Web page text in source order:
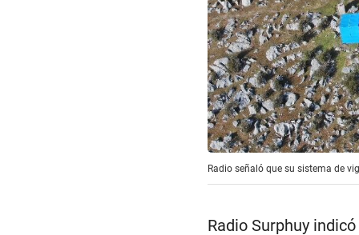
Radio señaló que su sistema de
Radio Surphuy